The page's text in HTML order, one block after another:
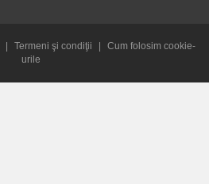
Termeni şi condiţii
Cum folosim cookie-
urile